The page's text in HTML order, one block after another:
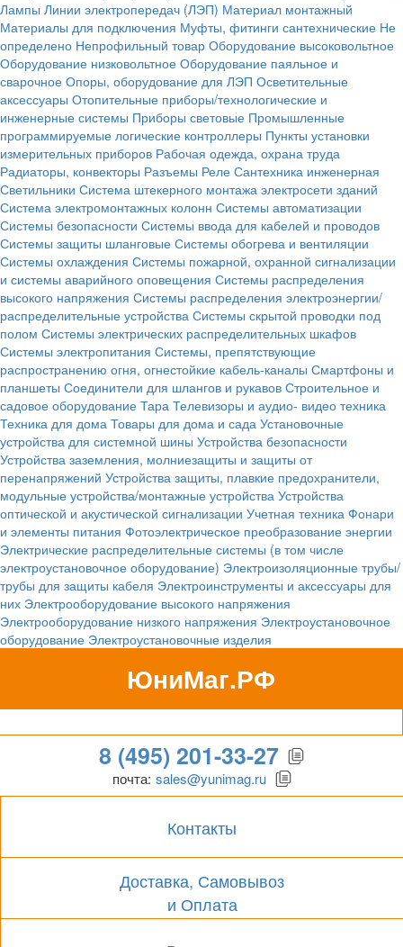
Лампы Линии электропередач (ЛЭП) Материал монтажный
Материалы для подключения Муфты, фитинги сантехнические Не
определено Непрофильный товар Оборудование высоковольтное
Оборудование низковольтное Оборудование паяльное и
сварочное Опоры, оборудование для ЛЭП Осветительные
аксессуары Отопительные приборы/технологические и
инженерные системы Приборы световые Промышленные
программируемые логические контроллеры Пункты установки
измерительных приборов Рабочая одежда, охрана труда
Радиаторы, конвекторы Разъемы Реле Сантехника инженерная
Светильники Система штекерного монтажа электросети зданий
Система электромонтажных колонн Системы автоматизации
Системы безопасности Системы ввода для кабелей и проводов
Системы защиты шланговые Системы обогрева и вентиляции
Системы охлаждения Системы пожарной, охранной сигнализации
и системы аварийного оповещения Системы распределения
высокого напряжения Системы распределения электроэнергии/
распределительные устройства Системы скрытой проводки под
полом Системы электрических распределительных шкафов
Системы электропитания Системы, препятствующие
распространению огня, огнестойкие кабель-каналы Смартфоны и
планшеты Соединители для шлангов и рукавов Строительное и
садовое оборудование Тара Телевизоры и аудио- видео техника
Техника для дома Товары для дома и сада Установочные
устройства для системной шины Устройства безопасности
Устройства заземления, молниезащиты и защиты от
перенапряжений Устройства защиты, плавкие предохранители,
модульные устройства/монтажные устройства Устройства
оптической и акустической сигнализации Учетная техника Фонари
и элементы питания Фотоэлектрическое преобразование энергии
Электрические распределительные системы (в том числе
электроустановочное оборудование) Электроизоляционные трубы/
трубы для защиты кабеля Электроинструменты и аксессуары для
них Электрооборудование высокого напряжения
Электрооборудование низкого напряжения Электроустановочное
оборудование Электроустановочные изделия
ЮниМаг.РФ
Гипермаркет для бизнеса
8 (495) 201-33-27
почта: sales@yunimag.ru
Контакты
Доставка, Самовывоз
и Оплата